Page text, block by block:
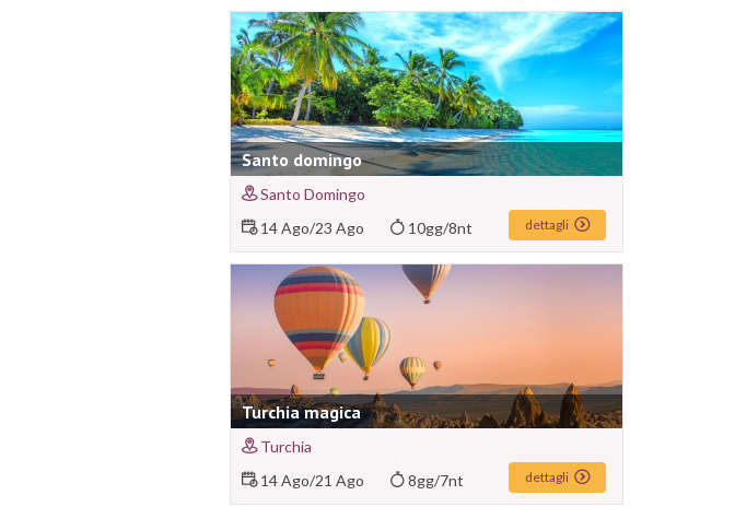
Santo domingo
Santo Domingo
14 Ago/23 Ago 10gg/8nt dettagli
Turchia magica
Turchia
14 Ago/21 Ago 8gg/7nt dettagli